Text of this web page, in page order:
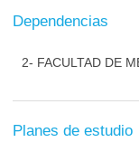
Dependencias
2- FACULTAD DE
Planes de estudio